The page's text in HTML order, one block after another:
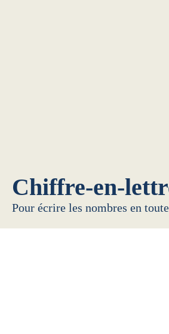
Chiffre-en-
Pour écrire les nombres en